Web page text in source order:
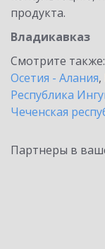
продукта.
Владикавказ
Смотрите также:
Осетия - Алания,
Республика
Чеченская
Партнеры в